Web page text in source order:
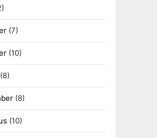
(7)
(10)
(8)
(10)